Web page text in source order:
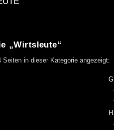
„Wirtsleute“
in dieser Kategorie angezeigt:
G
H